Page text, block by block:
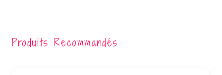
Produits Recommandés